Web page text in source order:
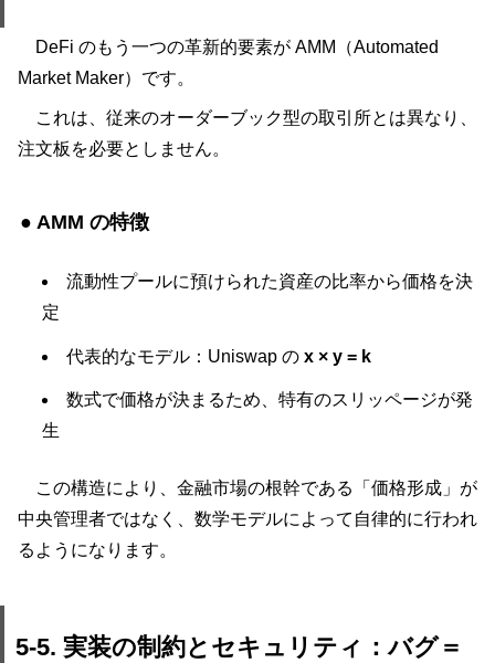
DeFi のもう一つの革新的要素が AMM（Automated
Market Maker）です。
これは、従来のオーダーブック型の取引所とは異なり、
注文板を必要としません。
● AMM の特徴
流動性プールに預けられた資産の比率から価格を決
定
代表的なモデル：Uniswap のx × y = k
数式で価格が決まるため、特有のスリッページが発
生
この構造により、金融市場の根幹である「価格形成」が
中央管理者ではなく、数学モデルによって自律的に行われ
るようになります。
5-5. 実装の制約とセキュリティ：バグ＝